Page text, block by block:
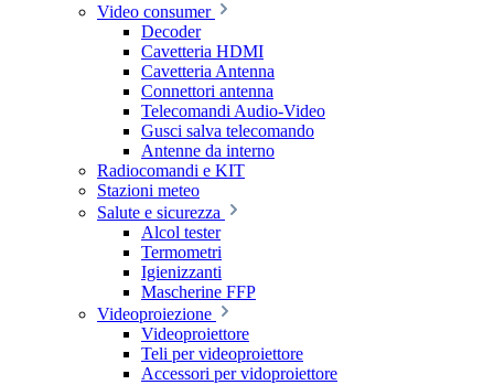
Video consumer
Decoder
Cavetteria HDMI
Cavetteria Antenna
Connettori antenna
Telecomandi Audio-Video
Gusci salva telecomando
Antenne da interno
Radiocomandi e KIT
Stazioni meteo
Salute e sicurezza
Alcol tester
Termometri
Igienizzanti
Mascherine FFP
Videoproiezione
Videoproiettore
Teli per videoproiettore
Accessori per vidoproiettore